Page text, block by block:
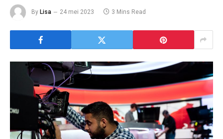
By Lisa 24 mei 2023 3 Mins Read